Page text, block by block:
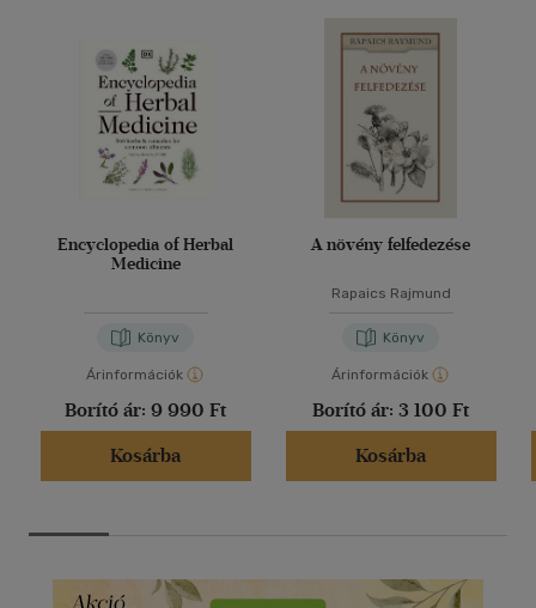
Encyclopedia of Herbal
Medicine
Könyv
Árinformációk
Borító ár: 9 990 Ft
Kosárba
A növény felfedezése
Rapaics Rajmund
Könyv
Árinformációk
Borító ár: 3 100 Ft
Kosárba